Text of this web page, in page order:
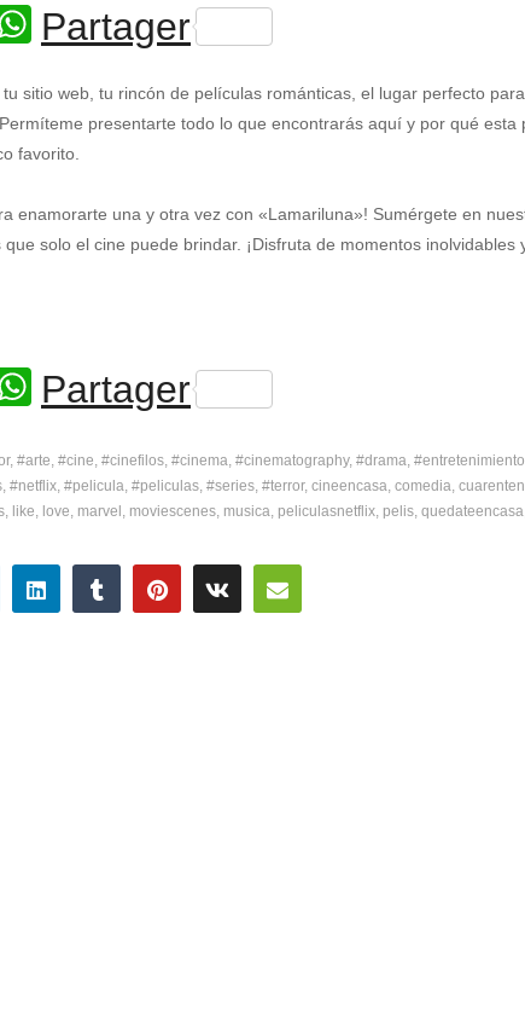
Twitter
WhatsApp
Partager
tu sitio web, tu rincón de películas románticas, el lugar perfecto
presentarte todo lo que encontrarás aquí y por qué
favorito.
enamorarte una y otra vez con «Lamariluna»! Sumérgete en
que solo el cine puede brindar. ¡Disfruta de momentos
Twitter
WhatsApp
Partager
#arte #cine #cinefilos #cinema #cinematography #drama #entretenimiento
#netflix #pelicula #peliculas #series #terror cineencasa comedia
like love marvel moviescenes musica peliculasnetflix pelis quedateencasa